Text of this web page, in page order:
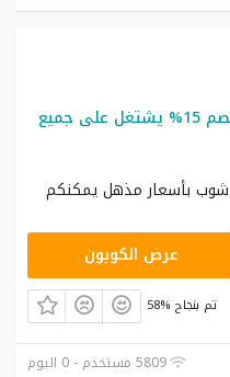
أكبر كود خصم بيبي شوب جديد خصم 15% يشتغل على جميع
بأسعار مذهل يمكنكم
عرض الكوبون
58% تم بنجاح
5809 مستخدم - 0 اليوم